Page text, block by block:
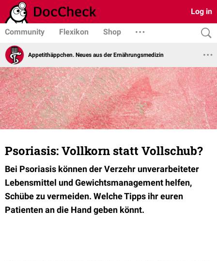
Log in
Community Flexikon Shop
Appetithäppchen. Neues aus der Ernährungsmedizin
Psoriasis: Vollkorn statt Vollschub?
Bei Psoriasis können der Verzehr unverarbeiteter
Lebensmittel und Gewichtsmanagement helfen,
Schübe zu vermeiden. Welche Tipps ihr euren
Patienten an die Hand geben könnt.